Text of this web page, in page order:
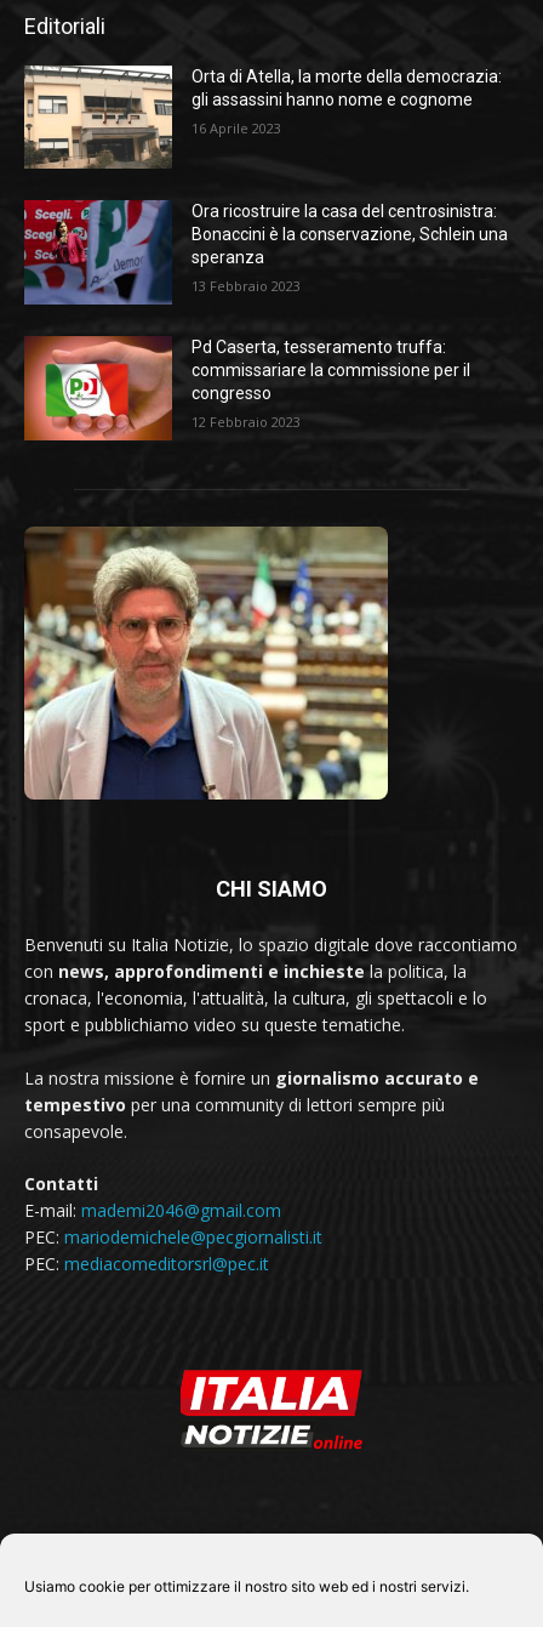
Usiamo cookie per ottimizzare il nostro sito web ed i nostri servizi.
Editoriali
Orta di Atella, la morte della democrazia:
gli assassini hanno nome e cognome
16 Aprile 2023
Ora ricostruire la casa del centrosinistra:
Bonaccini è la conservazione, Schlein una
speranza
13 Febbraio 2023
Pd Caserta, tesseramento truffa:
commissariare la commissione per il
congresso
12 Febbraio 2023
CHI SIAMO
Benvenuti su Italia Notizie, lo spazio digitale dove raccontiamo
con news, approfondimenti e inchieste la politica, la
cronaca, l'economia, l'attualità, la cultura, gli spettacoli e lo
sport e pubblichiamo video su queste tematiche.
La nostra missione è fornire un giornalismo accurato e
tempestivo per una community di lettori sempre più
consapevole.
Contatti
E-mail: mademi2046@gmail.com
PEC: mariodemichele@pecgiornalisti.it
PEC: mediacomeditorsrl@pec.it
SEGUICI SU